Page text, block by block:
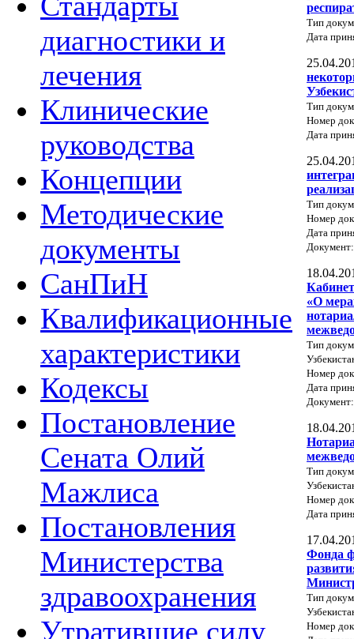
диагностики и
лечения
Клинические
руководства
Концепции
Методические
документы
СанПиН
Квалификационные
характеристики
Кодексы
Постановление
Сената Олий
Мажлиса
Постановления
Министерства
здравоохранения
Утратившие силу
Тип
Дата
Тип
Номер
Дата
Тип
Номер
Дата
«О
Тип
Номер
Дата
Тип
Номер
Дата
Фонда
Тип
Номер